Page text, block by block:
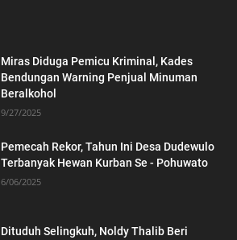
Miras Diduga Pemicu Kriminal, Kades
Bendungan Warning Penjual Minuman
Beralkohol
9/27/2025
Pemecah Rekor, Tahun Ini Desa Dudewulo
Terbanyak Hewan Kurban Se - Pohuwato
6/06/2025
Dituduh Selingkuh, Noldy Thalib Beri